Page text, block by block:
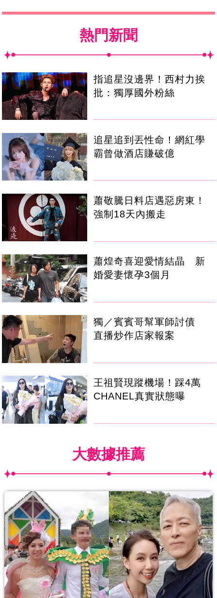
熱門新聞
指追星沒邊界！西村力挨
批：獨厚國外粉絲
追星追到丟性命！網紅學
霸曾做酒店賺破億
蕭敬騰日料店遇惡房東！
強制18天內搬走
蕭煌奇喜迎愛情結晶 新
婚愛妻懷孕3個月
獨／賓賓哥幫軍師討債
直播炒作店家報案
王祖賢現蹤機場！踩4萬
CHANEL真實狀態曝
大數據推薦